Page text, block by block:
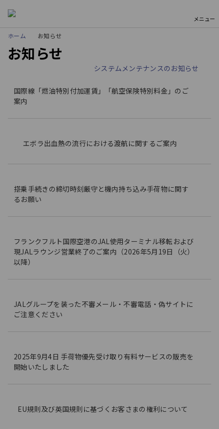
メニュー
ホーム お知らせ
お知らせ
システムメンテナンスのお知らせ
国際線「燃油特別付加運賃」「航空保険特別料金」のご
案内
エボラ出血熱の流行における渡航に関するご案内
搭乗手続きの締切時刻厳守と機内持ち込み手荷物に関す
るお願い
フランクフルト国際空港のJAL使用ターミナル移転および
現JALラウンジ営業終了のご案内（2026年5月19日（火）
以降）
JALグループを装った不審メール・不審電話・偽サイトに
ご注意ください
2025年9月4日 手荷物優先受け取り有料サービスの販売を
開始いたしました
EU規則及び英国規則に基づくお客さまの権利について